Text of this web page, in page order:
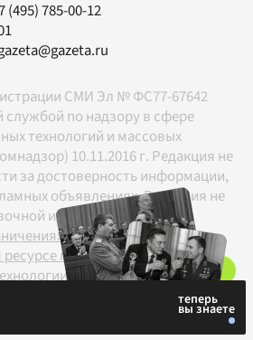
(495) 785-00-12
СМИ Эл № ФС77-67642
по надзору в сфере
технологий и массовых
10.11.2016 г. Редакция не
за достоверность информации,
объявлениях. Редакция не
информации.
применяются
в соответствии с